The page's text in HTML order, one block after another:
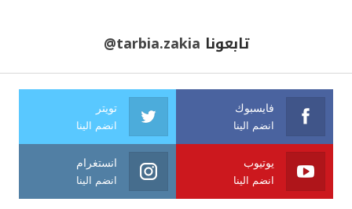
تابعونا @tarbia.zakia
فايسبوك
انضم الينا
تويتر
انضم الينا
يوتيوب
انضم الينا
انستغرام
انضم الينا